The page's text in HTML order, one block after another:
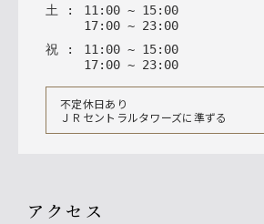
土 : 11 : 00 ~ 15: 00
17: 00 ~ 23: 00
祝 : 11 : 00 ~ 15: 00
17: 00 ~ 23: 00
不定休日あり
ＪＲセントラルタワーズに準ずる
アクセス